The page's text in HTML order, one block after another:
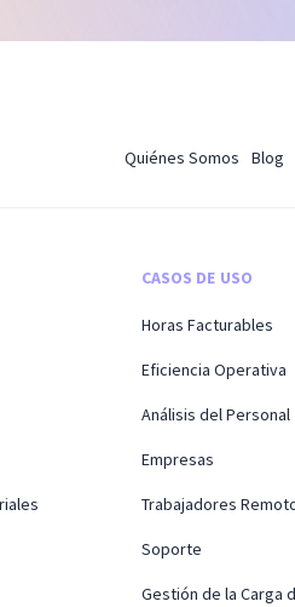
Quiénes Somos Blog
CASOS DE USO
Horas Facturables
Eficiencia Operativa
Análisis del Personal
Empresas
Trabajadores
Soporte
Gestión de la Carga